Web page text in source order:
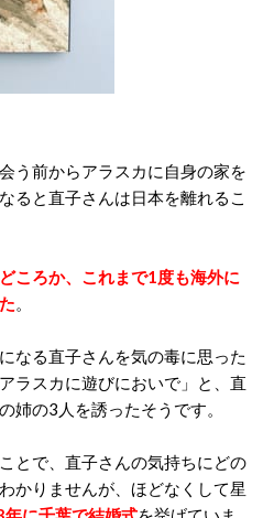
う前からアラスカに自身の家を
ると直子さんは日本を離れるこ
ころか、これまで1度も海外に
。
なる直子さんを気の毒に思った
ラスカに遊びにおいで」と、直
姉の3人を誘ったそうです。
とで、直子さんの気持ちにどの
かりませんが、ほどなくして星